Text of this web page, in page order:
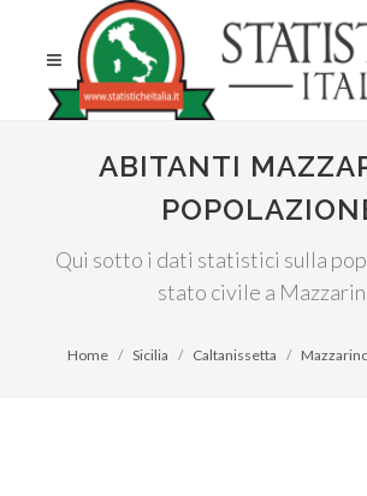
ABITANTI
Qui sotto i dati statistici sulla
stato civile a
Home Sicilia Caltanissetta